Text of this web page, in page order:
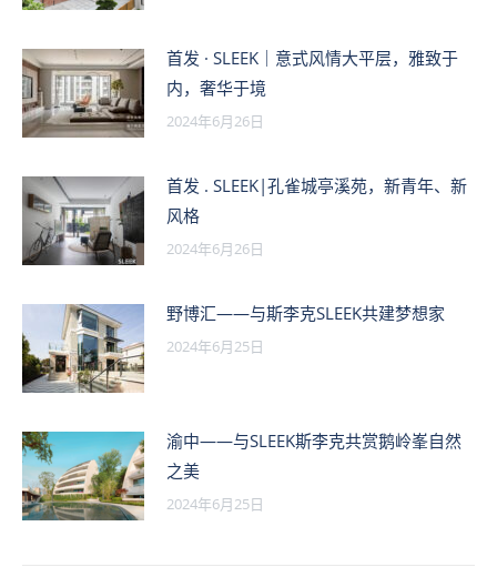
首发 · SLEEK｜意式风情大平层，雅致于
内，奢华于境
2024年6月26日
首发 . SLEEK|孔雀城亭溪苑，新青年、新
风格
2024年6月26日
野博汇——与斯李克SLEEK共建梦想家
2024年6月25日
渝中——与SLEEK斯李克共赏鹅岭峯自然
之美
2024年6月25日